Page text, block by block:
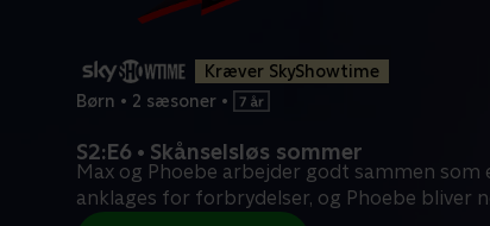
Kræver SkyShowtime
Børn • 2 sæsoner •
S2:E6 • Skånselsløs sommer
Max og Phoebe arbejder godt sammen som
anklages for forbrydelser, og Phoebe bliver